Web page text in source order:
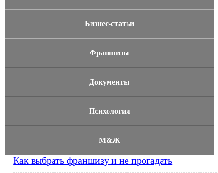
Бизнес-статьи
Франшизы
Документы
Психология
М&Ж
Как выбрать франшизу и не прогадать